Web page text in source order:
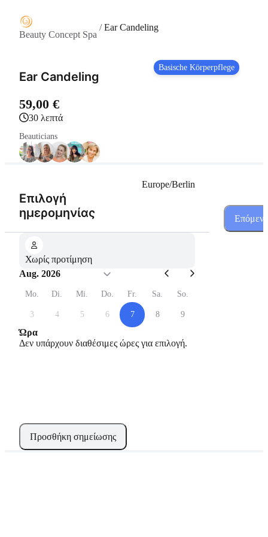
Beauty Concept Spa
/Ear Candeling
Basische Körperpflege
Ear Candeling
59,00 €
30 λεπτά
Beauticians
Επιλογή
ημερομηνίας(Βήμα 1 από 3)
Europe/Berlin
Χωρίς προτίμηση
Aug. 2026
Mo. Di. Mi. Do. Fr. Sa. So.
3 4 5 6 7 8 9
Ώρα
Δεν υπάρχουν διαθέσιμες ώρες για επιλογή.
Προσθήκη σημείωσης
Επόμενο